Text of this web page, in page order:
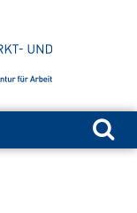
Suchen nach: